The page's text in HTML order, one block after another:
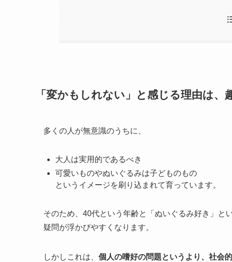
「変かもしれない」と感じる理由は
多くの人が無意識のうちに、
大人は実用的であるべき
可愛いものやぬいぐるみは子どものもの
というイメージを刷り込まれて育っています。
そのため、40代という年齢と「ぬいぐるみ好き」と
疑問が浮かびやすくなります。
しかしこれは、 個人の嗜好の問題というより、社会